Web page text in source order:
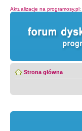
Aktualizacje na programosy.pl:
Strona główna